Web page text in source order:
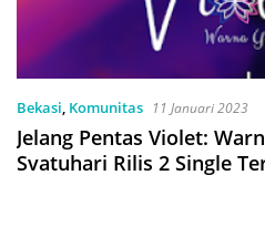
Bekasi, Komunitas 11 Januari 2023
Jelang Pentas Violet:
Svatuhari Rilis 2 Single